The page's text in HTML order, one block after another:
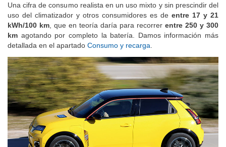
Una cifra de consumo realista en un uso mixto y sin prescindir del
uso del climatizador y otros consumidores es de entre 17 y 21
kWh/100 km , que en teoría daría para recorrer entre 250 y 300
km agotando por completo la batería. Damos información más
detallada en el apartado Consumo y recarga